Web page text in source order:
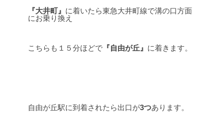
『大井町』 に着いたら東急大井町線で溝の口方面
にお乗り換え
こちらも１５分ほどで 『自由が丘』 に着きます。
自由が丘駅に到着されたら出口が3つあります。